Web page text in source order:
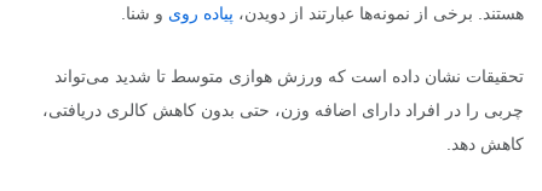
هستند. برخی از نمونه‌ها عبارتند از دویدن، پیاده روی و شنا.
تحقیقات نشان داده است که ورزش هوازی متوسط تا شدید می‌تواند
چربی را در افراد دارای اضافه وزن، حتی بدون کاهش کالری دریافتی،
کاهش دهد.